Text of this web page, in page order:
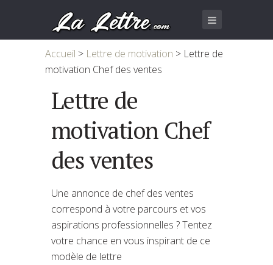
Accueil > Lettre de motivation > Lettre de
motivation Chef des ventes
Lettre de
motivation Chef
des ventes
Une annonce de chef des ventes
correspond à votre parcours et vos
aspirations professionnelles ? Tentez
votre chance en vous inspirant de ce
modèle de lettre